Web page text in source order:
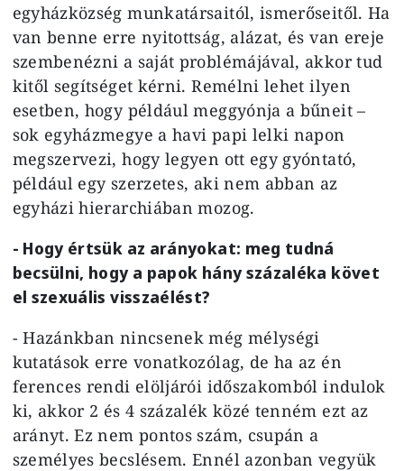
egyházközség munkatársaitól, ismerőseitől. Ha
van benne erre nyitottság, alázat, és van ereje
szembenézni a saját problémájával, akkor tud
kitől segítséget kérni. Remélni lehet ilyen
esetben, hogy például meggyónja a bűneit –
sok egyházmegye a havi papi lelki napon
megszervezi, hogy legyen ott egy gyóntató,
például egy szerzetes, aki nem abban az
egyházi hierarchiában mozog.
- Hogy értsük az arányokat: meg tudná
becsülni, hogy a papok hány százaléka követ
el szexuális visszaélést?
- Hazánkban nincsenek még mélységi
kutatások erre vonatkozólag, de ha az én
ferences rendi elöljárói időszakomból indulok
ki, akkor 2 és 4 százalék közé tenném ezt az
arányt. Ez nem pontos szám, csupán a
személyes becslésem. Ennél azonban vegyük